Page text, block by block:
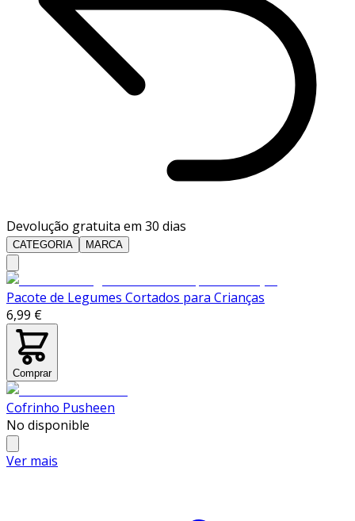
Devolução gratuita em 30 dias
CATEGORIA MARCA
Pacote de Legumes Cortados para Crianças
6,99 €
Comprar
Cofrinho Pusheen
No disponible
Ver mais